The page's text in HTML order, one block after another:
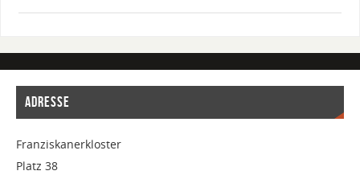
ADRESSE
Franziskanerkloster
Platz 38